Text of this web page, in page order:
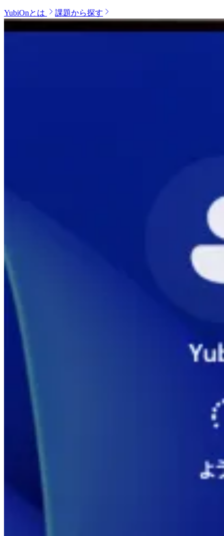
YubiOnとは 課題から探す